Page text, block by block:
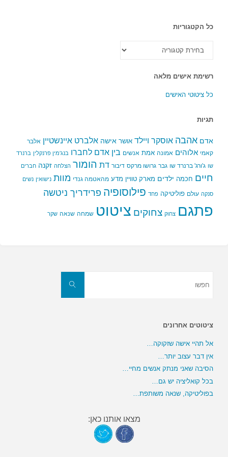
כל הקטגוריות
הקטגוריות
רשימת אישים מלאה
כל ציטוטי האישים
תגיות
אדם אהבה אוסקר ויילד אושר אישה אלברט איינשטיין אלבר
קאמי אלוהים אמונה אמת אנשים בין אדם לחברו בנג'מין פרנקלין ברנרד
שו ג'ורג' ברנרד שו גבר גרושו מרקס דיבור דת הומור הצלחה זקנה חברים
חיים חכמה ילדים מארק טוויין מדע מהאטמה גנדי מוות נישואין נשים
סנקה עולם פוליטיקה פחד פילוסופיה פרידריך ניטשה
פתגם צחוק צחוקים ציטוט שמחה שנאה שקר
חפשו
ציטוטים אחרונים
אל תהיי אישה שזקוקה…
אין דבר עצוב יותר…
הסיבה שאני מנתק אנשים מחיי…
בכל קואליציה יש גם…
בפוליטיקה, שנאה משותפת…
מצאו אותנו כאן: